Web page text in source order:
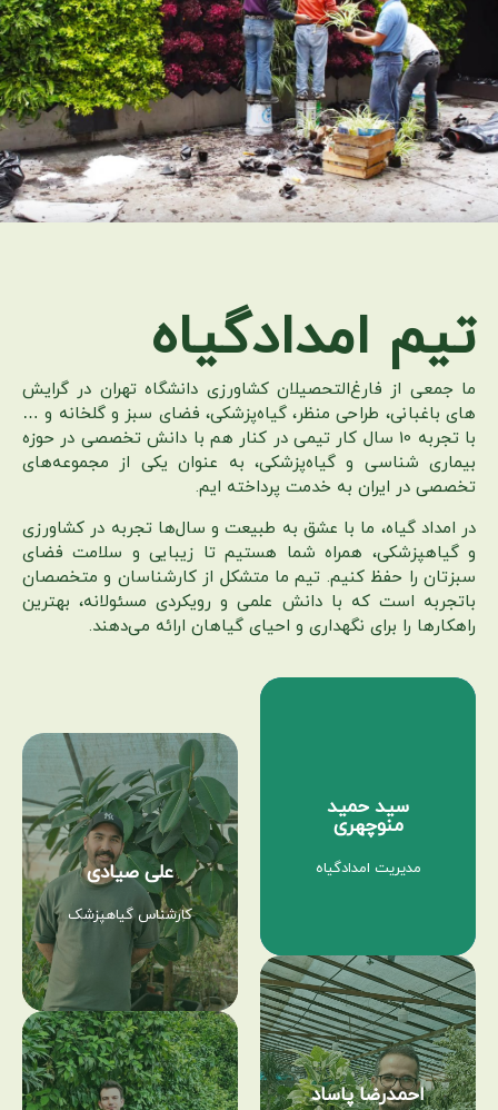
تیم امدادگیاه
ما جمعی از فارغ‌التحصیلان کشاورزی دانشگاه تهران در گرایش
های باغبانی، طراحی منظر، گیاه‌پزشکی، فضای سبز و گلخانه و …
با تجربه 10 سال کار تیمی در کنار هم با دانش تخصصی در حوزه
بیماری شناسی و گیاه‌پزشکی، به عنوان یکی از مجموعه‌های
تخصصی در ایران به خدمت پرداخته ایم.
در امداد گیاه، ما با عشق به طبیعت و سال‌ها تجربه در کشاورزی
و گیاهپزشکی، همراه شما هستیم تا زیبایی و سلامت فضای
سبزتان را حفظ کنیم. تیم ما متشکل از کارشناسان و متخصصان
باتجربه است که با دانش علمی و رویکردی مسئولانه، بهترین
راهکارها را برای نگهداری و احیای گیاهان ارائه می‌دهند.
سید حمید
منوچهری
مدیریت امدادگیاه
احمدرضا پاساد
علی صیادی
کارشناس گیاهپزشک